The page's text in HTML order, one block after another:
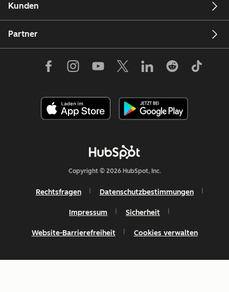
Kunden
Partner
Copyright © 2026 HubSpot, Inc.
Rechtsfragen Datenschutzbestimmungen
Impressum Sicherheit
Website-Barrierefreiheit Cookies verwalten